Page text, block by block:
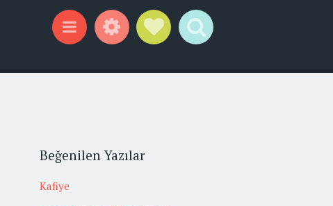
Beğenilen Yazılar
Kafiye